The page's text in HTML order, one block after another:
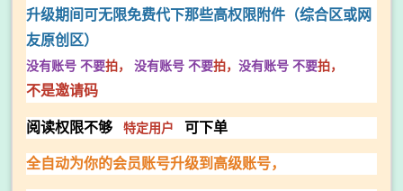
升级期间可无限免费代下那些高权限附件（综合区或网
友原创区）
没有账号 不要拍， 没有账号 不要拍， 没有账号 不要拍，
不是邀请码
阅读权限不够 特定用户 可下单
全自动为你的会员账号升级到高级账号，